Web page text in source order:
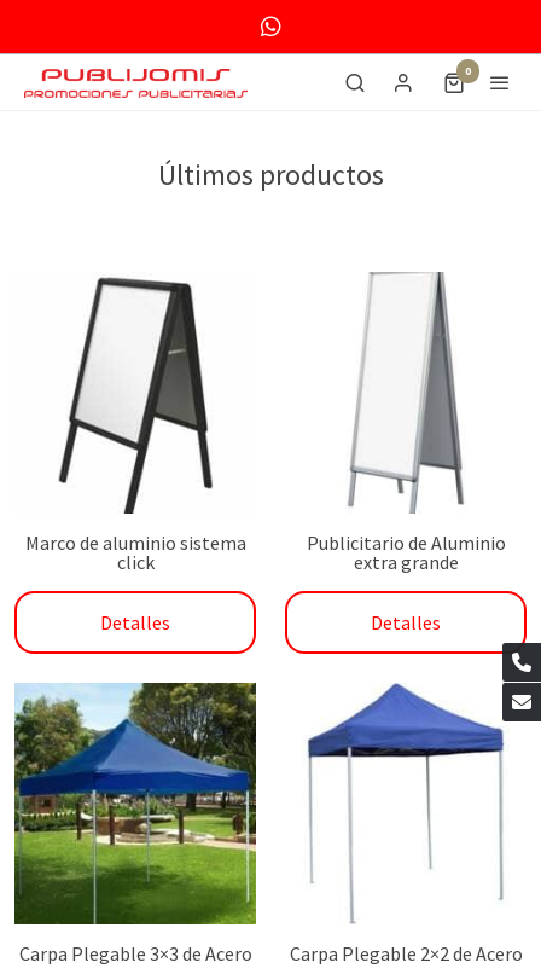
0
Últimos productos
Marco de aluminio sistema
click
Detalles
Publicitario de Aluminio
extra grande
Detalles
Carpa Plegable 3×3 de Acero Carpa Plegable 2×2 de Acero